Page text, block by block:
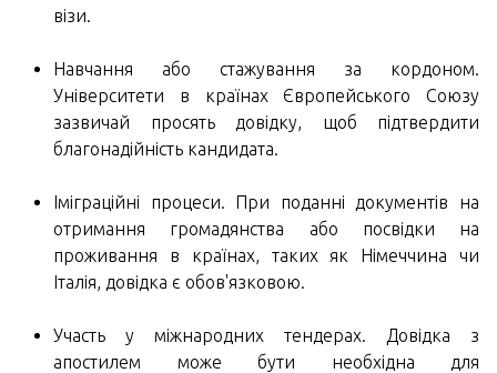
візи.
Навчання або стажування за кордоном.
Університети в країнах Європейського Союзу
зазвичай просять довідку, щоб підтвердити
благонадійність кандидата.
Іміграційні процеси. При поданні документів на
отримання громадянства або посвідки на
проживання в країнах, таких як Німеччина чи
Італія, довідка є обов'язковою.
Участь у міжнародних тендерах. Довідка з
апостилем може бути необхідна для